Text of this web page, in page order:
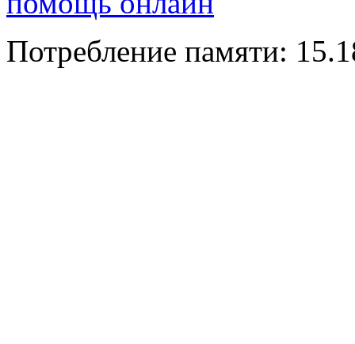
Потребление памяти: